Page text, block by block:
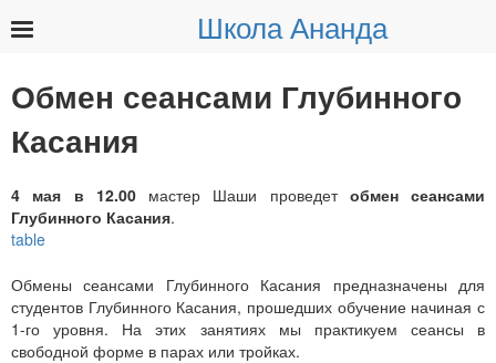
Школа Ананда
Обмен сеансами Глубинного
Касания
4 мая в 12.00 мастер Шаши проведет обмен сеансами
Глубинного Касания.
Обмены сеансами Глубинного Касания предназначены для
студентов Глубинного Касания, прошедших обучение начиная с
1-го уровня. На этих занятиях мы практикуем сеансы в
свободной форме в парах или тройках.